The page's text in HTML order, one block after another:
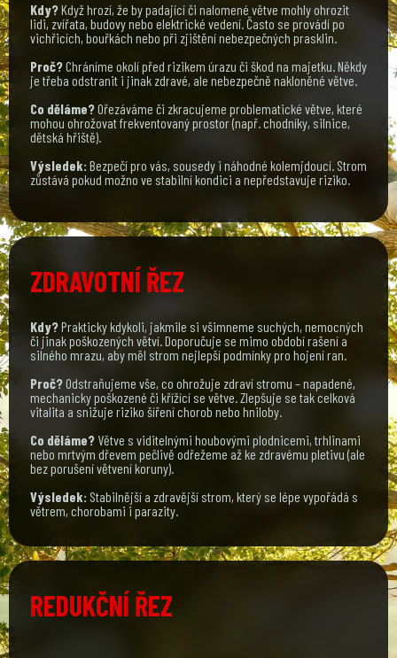
Kdy?Když hrozí, že by padající či nalomené větve mohly ohrozit
lidi, zvířata, budovy nebo elektrické vedení. Často se provádí po
vichřicích, bouřkách nebo při zjištění nebezpečných prasklin.
Proč?Chráníme okolí před rizikem úrazu či škod na majetku. Někdy
je třeba odstranit i jinak zdravé, ale nebezpečně nakloněné větve.
Co děláme?Ořezáváme či zkracujeme problematické větve, které
mohou ohrožovat frekventovaný prostor (např. chodníky, silnice,
dětská hřiště).
Výsledek:Bezpečí pro vás, sousedy i náhodné kolemjdoucí. Strom
zůstává pokud možno ve stabilní kondici a nepředstavuje riziko.
ZDRAVOTNÍ ŘEZ
Kdy?Prakticky kdykoli, jakmile si všimneme suchých, nemocných
či jinak poškozených větví. Doporučuje se mimo období rašení a
silného mrazu, aby měl strom nejlepší podmínky pro hojení ran.
Proč?Odstraňujeme vše, co ohrožuje zdraví stromu – napadené,
mechanicky poškozené či křížící se větve. Zlepšuje se tak celková
vitalita a snižuje riziko šíření chorob nebo hniloby.
Co děláme? Větve s viditelnými houbovými plodnicemi, trhlinami
nebo mrtvým dřevem pečlivě odřežeme až ke zdravému pletivu (ale
bez porušení větvení koruny).
Výsledek:Stabilnější a zdravější strom, který se lépe vypořádá s
větrem, chorobami i parazity.
REDUKČNÍ ŘEZ